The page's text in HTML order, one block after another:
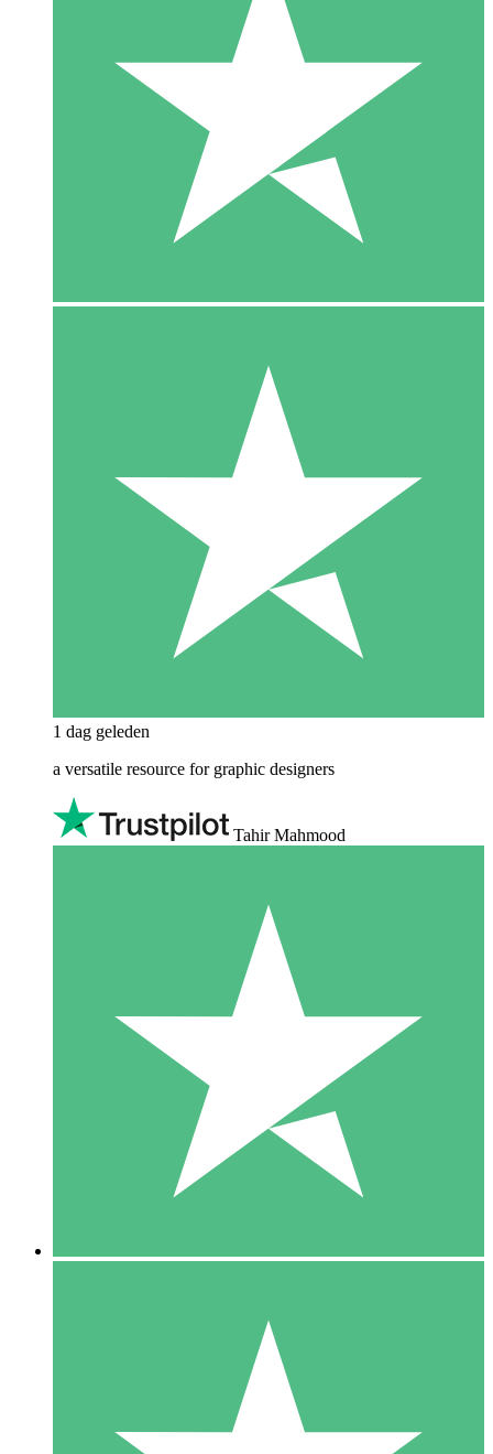
1 dag geleden
a versatile resource for graphic designers
Tahir Mahmood